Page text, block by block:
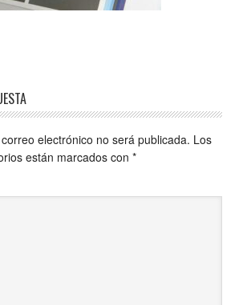
electrónico no será publicada. Los
están marcados con *